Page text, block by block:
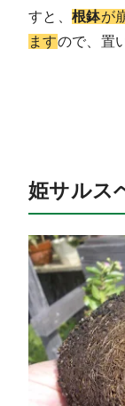
すと、 根鉢が
ますので、置
姫サルス